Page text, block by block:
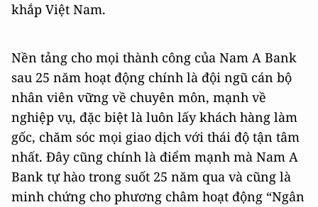
khắp Việt Nam.
Nền tảng cho mọi thành công của Nam A Bank
sau 25 năm hoạt động chính là đội ngũ cán bộ
nhân viên vững về chuyên môn, mạnh về
nghiệp vụ, đặc biệt là luôn lấy khách hàng làm
gốc, chăm sóc mọi giao dịch với thái độ tận tâm
nhất. Đây cũng chính là điểm mạnh mà Nam A
Bank tự hào trong suốt 25 năm qua và cũng là
minh chứng cho phương châm hoạt động “Ngân